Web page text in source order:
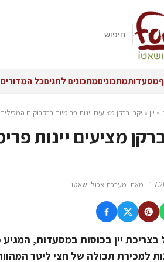
מסעדותמתכוניםמתכונים לחגיםכל המדורים
» יין » יקבי ברקן מציעים יינות פרימיום בבקבוקים המכילים 500 מ"ל
מערכת אכול ושאטו